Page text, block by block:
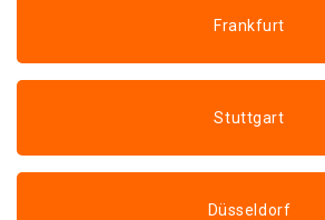
Frankfurt
Stuttgart
Düsseldorf